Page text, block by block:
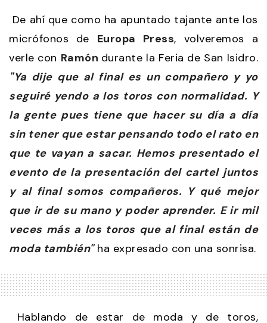
De ahí que como ha apuntado tajante ante los
micrófonos de Europa Press, volveremos a
verle con Ramón durante la Feria de San Isidro.
"Ya dije que al final es un compañero y yo
seguiré yendo a los toros con normalidad. Y
la gente pues tiene que hacer su día a día
sin tener que estar pensando todo el rato en
que te vayan a sacar. Hemos presentado el
evento de la presentación del cartel juntos
y al final somos compañeros. Y qué mejor
que ir de su mano y poder aprender. E ir mil
veces más a los toros que al final están de
moda también"ha expresado con una sonrisa.
Hablando de estar de moda y de toros,